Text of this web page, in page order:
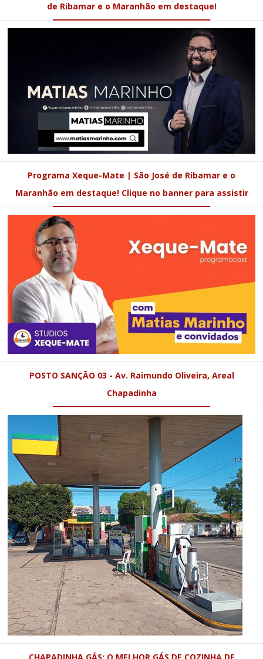
de Ribamar e o Maranhão em destaque!
Programa Xeque-Mate | São José de Ribamar e o
Maranhão em destaque! Clique no banner para assistir
POSTO SANÇÃO 03 - Av. Raimundo Oliveira, Areal
Chapadinha